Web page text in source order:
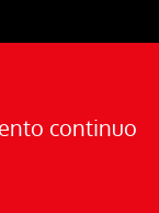
continuo